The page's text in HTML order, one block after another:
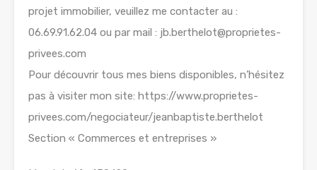
projet immobilier, veuillez me contacter au :
06.69.91.62.04 ou par mail : jb.berthelot@proprietes-
privees.com
Pour découvrir tous mes biens disponibles, n’hésitez
pas à visiter mon site: https://www.proprietes-
privees.com/negociateur/jeanbaptiste.berthelot
Section « Commerces et entreprises »